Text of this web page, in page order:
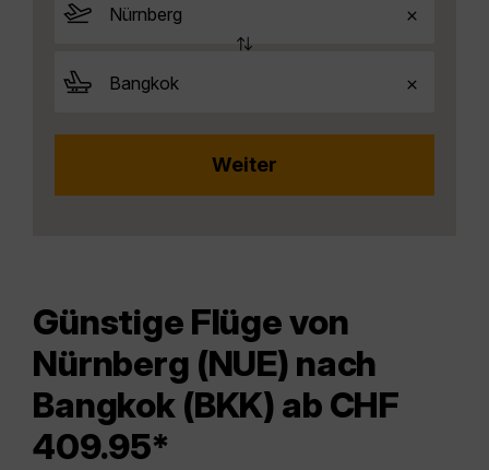
Günstige Flüge von
Nürnberg (NUE) nach
Bangkok (BKK) ab CHF
409.95*